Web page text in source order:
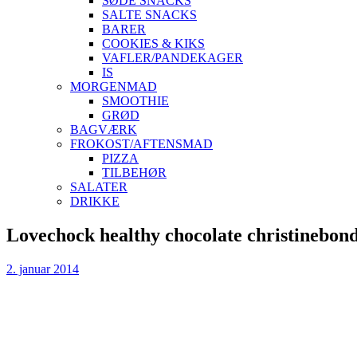
SALTE SNACKS
BARER
COOKIES & KIKS
VAFLER/PANDEKAGER
IS
MORGENMAD
SMOOTHIE
GRØD
BAGVÆRK
FROKOST/AFTENSMAD
PIZZA
TILBEHØR
SALATER
DRIKKE
Skip
to
Lovechock healthy chocolate
2. januar 2014